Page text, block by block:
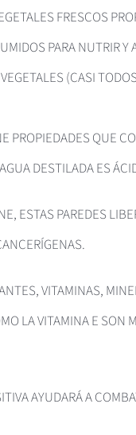
FRESCOS
PARA NUTRIR Y
(CASI
PROPIEDADES QUE
DESTILADA ES
ESTAS PAREDES
VITAMINAS,
LA VITAMINA E SON
AYUDARÁ A